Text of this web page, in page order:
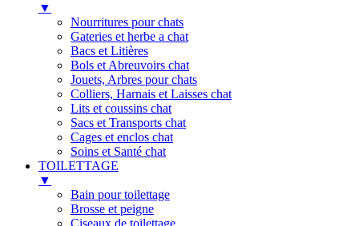
▼
Nourritures pour chats
Gateries et herbe a chat
Bacs et Litières
Bols et Abreuvoirs chat
Jouets, Arbres pour chats
Colliers, Harnais et Laisses chat
Lits et coussins chat
Sacs et Transports chat
Cages et enclos chat
Soins et Santé chat
TOILETTAGE
▼
Bain pour toilettage
Brosse et peigne
Ciseaux de toilettage